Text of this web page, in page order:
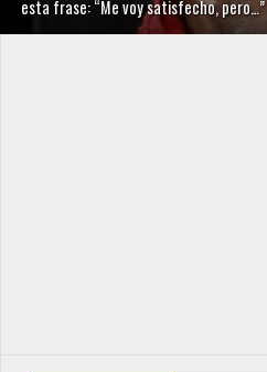
esta frase: “Me voy satisfecho, pero…”